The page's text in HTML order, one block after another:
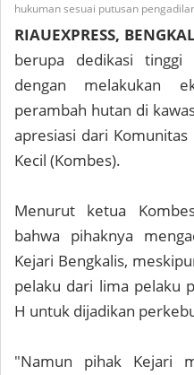
hukuman sesuai putusan
RIAUEXPRESS,
berupa dedikasi tinggi
dengan melakukan
perambah hutan di
apresiasi dari
Kecil (Kombes).
Menurut ketua
bahwa pihaknya
Kejari Bengkalis,
pelaku dari lima pelaku
H untuk dijadikan
"Namun pihak Kejari